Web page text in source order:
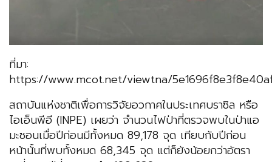
ที่มา:
https://www.mcot.net/viewtna/
สถาบันแห่งชาติเพื่อการวิจัยอวกาศในประเทศบราซิล หรือ
ไอเอ็นพีอี (INPE) เผยว่า จำนวนไฟป่าที่ตรวจพบในป่าแอ
มะซอนเมื่อปีก่อนมีทั้งหมด 89,178 จุด เทียบกับปีก่อน
หน้านั้นที่พบทั้งหมด 68,345 จุด แต่ก็ยังน้อยกว่าอัตรา